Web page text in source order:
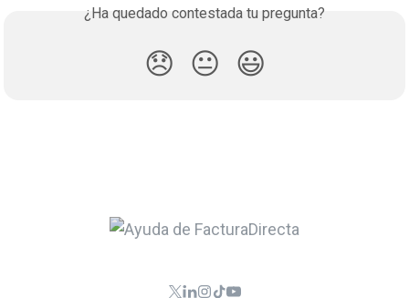
¿Ha quedado contestada tu pregunta?
😞 😐 😃